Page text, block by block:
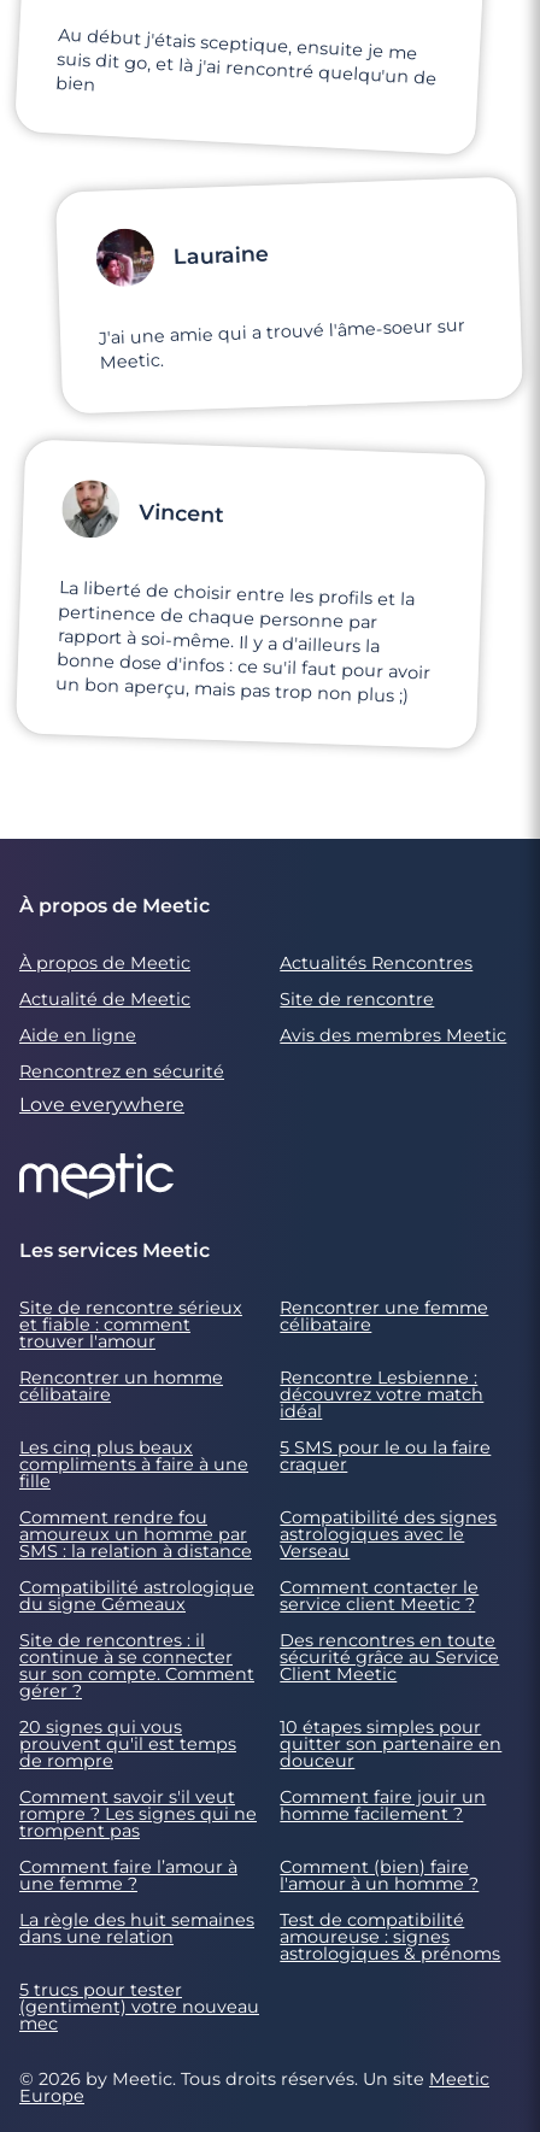
Au début j'étais sceptique, ensuite je me
suis dit go, et là j'ai rencontré quelqu'un de
bien
Lauraine
J'ai une amie qui a trouvé l'âme-soeur sur
Meetic.
Vincent
La liberté de choisir entre les profils et la
pertinence de chaque personne par
rapport à soi-même. Il y a d'ailleurs la
bonne dose d'infos : ce su'il faut pour avoir
un bon aperçu, mais pas trop non plus ;)
À propos de Meetic
À propos de Meetic
Actualités Rencontres
Actualité de Meetic
Site de rencontre
Aide en ligne
Avis des membres Meetic
Rencontrez en sécurité
Love everywhere
Les services Meetic
Site de rencontre sérieux
et fiable : comment
trouver l'amour
Rencontrer une femme
célibataire
Rencontrer un homme
célibataire
Rencontre Lesbienne :
découvrez votre match
idéal
Les cinq plus beaux
compliments à faire à une
fille
5 SMS pour le ou la faire
craquer
Comment rendre fou
amoureux un homme par
SMS : la relation à distance
Compatibilité des signes
astrologiques avec le
Verseau
Compatibilité astrologique
du signe Gémeaux
Comment contacter le
service client Meetic ?
Site de rencontres : il
continue à se connecter
sur son compte. Comment
gérer ?
Des rencontres en toute
sécurité grâce au Service
Client Meetic
20 signes qui vous
prouvent qu'il est temps
de rompre
10 étapes simples pour
quitter son partenaire en
douceur
Comment savoir s'il veut
rompre ? Les signes qui ne
trompent pas
Comment faire jouir un
homme facilement ?
Comment faire l’amour à
une femme ?
Comment (bien) faire
l'amour à un homme ?
La règle des huit semaines
dans une relation
Test de compatibilité
amoureuse : signes
astrologiques & prénoms
5 trucs pour tester
(gentiment) votre nouveau
mec
© 2026 by Meetic. Tous droits réservés. Un site Meetic
Europe